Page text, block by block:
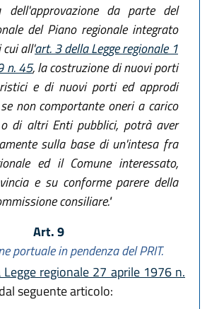
da parte del
del Piano regionale integrato
all'art. 3 della Legge regionale 1
n. 45, la costruzione di nuovi porti
e di nuovi porti ed approdi
non comportante oneri a carico
di altri Enti pubblici, potrà aver
sulla base di un'intesa fra
ed il Comune interessato,
e su conforme parere della
consiliare."
Art. 9
portuale in pendenza del PRIT.
regionale 27 aprile 1976 n.
seguente articolo: